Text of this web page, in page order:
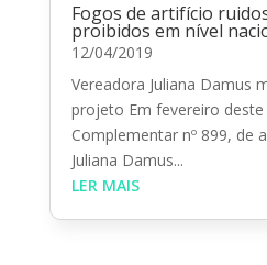
Fogos de artifício
proibidos em nível
12/04/2019
Vereadora Juliana Damus
projeto Em fevereiro
Complementar nº 899, de
Juliana Damus...
LER MAIS